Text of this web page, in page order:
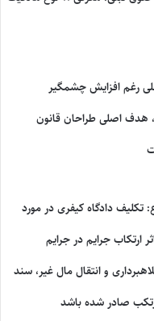
رغم افزایش چشمگیر
هدف اصلی طراحان قانون
تکلیف دادگاه کیفری در مورد
ارتکاب جرایم در جرایم
و انتقال مال غیر، سند
صادر شده باشد